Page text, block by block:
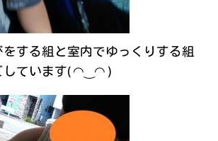
する組と室内でゆっくりする組
しています( ◠‿◠ )